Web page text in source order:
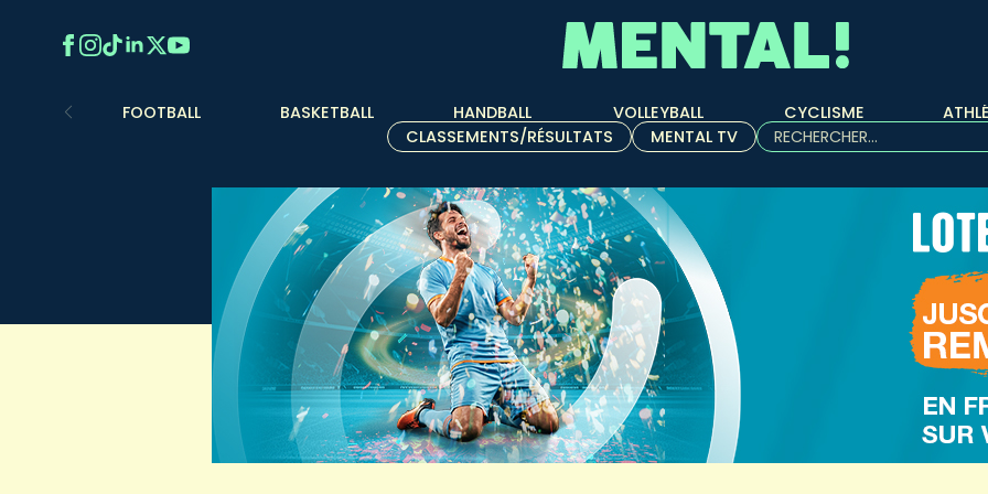
FOOTBALL BASKETBALL HANDBALL VOLLEYBALL CYCLISME
CLASSEMENTS/RÉSULTATS
MENTAL TV
Rechercher :